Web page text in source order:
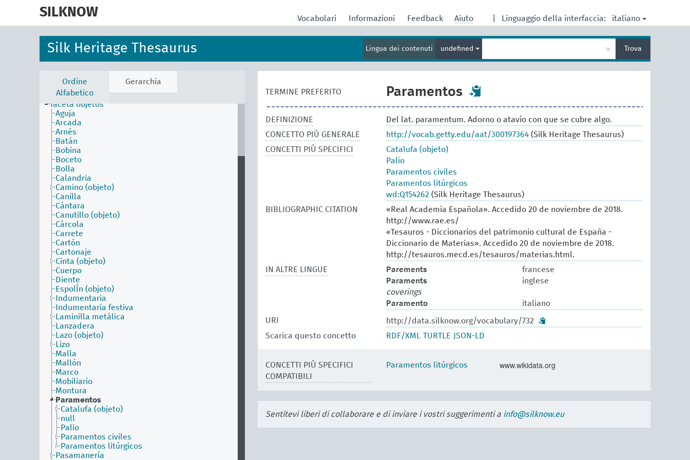
SILKNOW Linguaggio della interfaccia: italiano
Vocabolari Informazioni Feedback Aiuto
Silk Heritage Thesaurus Lingua dei contenuti undefined
termine
per
× Trova
Ordine
Alfabetico
Gerarchia
faceta actividades
faceta conceptos asociados
faceta estilos y periodos
faceta materiales
faceta objetos
Aguja
Arcada
Arnés
Batán
Bobina
Boceto
Bolla
Calandria
Camino (objeto)
Canilla
Cántara
Canutillo (objeto)
Cárcola
Carrete
Cartón
Cartonaje
Cinta (objeto)
Cuerpo
Diente
EspolÍn (objeto)
Indumentaria
Indumentaria festiva
Laminilla metálica
Lanzadera
Lazo (objeto)
Lizo
Malla
Mallón
Marco
Mobiliario
Montura
Paramentos
Catalufa (objeto)
null
Palio
Paramentos civiles
Paramentos litúrgicos
Pasamanería
TERMINE PREFERITO Paramentos
DEFINIZIONE
Del lat. paramentum. Adorno o atavío con que se cubre algo.
CONCETTO PIÙ GENERALE
http://vocab.getty.edu/aat/300197364 (Silk Heritage Thesaurus)
CONCETTI PIÙ SPECIFICI
Catalufa (objeto)
Palio
Paramentos civiles
Paramentos litúrgicos
wd:Q154262 (Silk Heritage Thesaurus)
BIBLIOGRAPHIC CITATION
«Real Academia Española». Accedido 20 de noviembre de 2018.
http://www.rae.es/
«Tesauros - Diccionarios del patrimonio cultural de España -
Diccionario de Materias». Accedido 20 de noviembre de 2018.
http://tesauros.mecd.es/tesauros/materias.html.
IN ALTRE LINGUE
Parements
francese
Paraments
inglese
coverings
Paramento
italiano
URI
http://data.silknow.org/vocabulary/732
Scarica questo concetto
RDF/XML TURTLE JSON-LD
CONCETTI PIÙ SPECIFICI
COMPATIBILI
Paramentos litúrgicos www.wikidata.org
Sentitevi liberi di collaborare e di inviare i vostri suggerimenti a info@silknow.eu